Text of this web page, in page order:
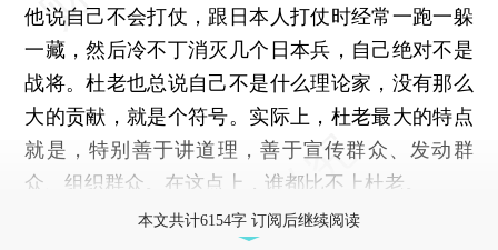
他说自己不会打仗，跟日本人打仗时经常一跑一躲
一藏，然后冷不丁消灭几个日本兵，自己绝对不是
战将。杜老也总说自己不是什么理论家，没有那么
大的贡献，就是个符号。实际上，杜老最大的特点
就是，特别善于讲道理，善于宣传群众、发动群
众、组织群众。在这点上，谁都比不上杜老。
本文共计6154字 订阅后继续阅读